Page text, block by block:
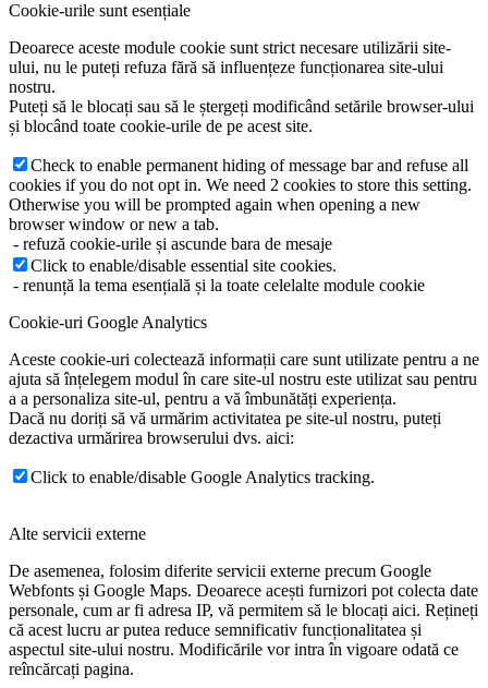
Cookie-urile sunt esențiale
Deoarece aceste module cookie sunt strict necesare utilizării site-
ului, nu le puteți refuza fără să influențeze funcționarea site-ului
nostru.
Puteți să le blocați sau să le ștergeți modificând setările browser-ului
și blocând toate cookie-urile de pe acest site.
Check to enable permanent hiding of message bar and refuse all
cookies if you do not opt in. We need 2 cookies to store this setting.
Otherwise you will be prompted again when opening a new
browser window or new a tab.
- refuză cookie-urile și ascunde bara de mesaje
Click to enable/disable essential site cookies.
- renunță la tema esențială și la toate celelalte module cookie
Cookie-uri Google Analytics
Aceste cookie-uri colectează informații care sunt utilizate pentru a ne
ajuta să înțelegem modul în care site-ul nostru este utilizat sau pentru
a a personaliza site-ul, pentru a vă îmbunătăți experiența.
Dacă nu doriți să vă urmărim activitatea pe site-ul nostru, puteți
dezactiva urmărirea browserului dvs. aici:
Click to enable/disable Google Analytics tracking.
Alte servicii externe
De asemenea, folosim diferite servicii externe precum Google
Webfonts și Google Maps. Deoarece acești furnizori pot colecta date
personale, cum ar fi adresa IP, vă permitem să le blocați aici. Rețineți
că acest lucru ar putea reduce semnificativ funcționalitatea și
aspectul site-ului nostru. Modificările vor intra în vigoare odată ce
reîncărcați pagina.